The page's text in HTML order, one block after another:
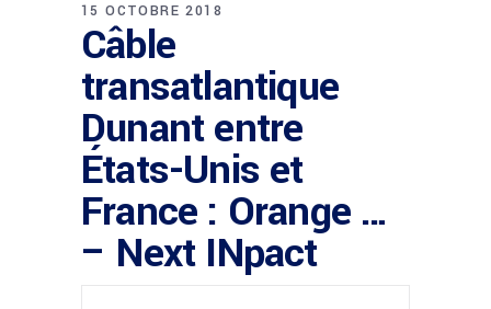
15 OCTOBRE 2018
Câble
transatlantique
Dunant entre
États-Unis et
France : Orange …
– Next INpact